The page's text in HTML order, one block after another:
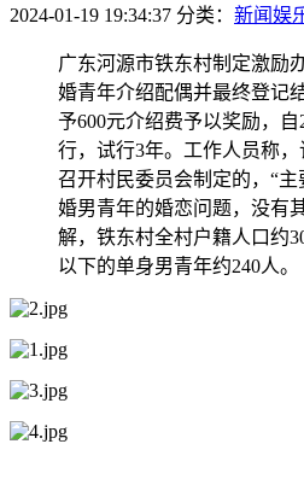
2024-01-19 19:34:37 分类： 新闻娱
广东河源市铁东村制定激励
婚青年介绍配偶并最终登记
予600元介绍费予以奖励，自
行，试行3年。工作人员称
召开村民委员会制定的，“
婚男青年的婚恋问题，没有
解，铁东村全村户籍人口约
以下的单身男青年约240人。